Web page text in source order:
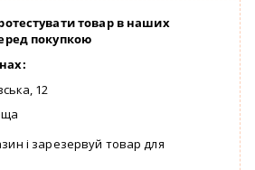
товар в наших
покупкою
12
і зарезервуй товар для